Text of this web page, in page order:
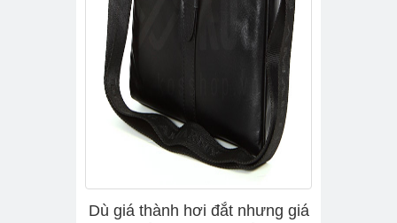
Dù giá thành hơi đắt nhưng giá